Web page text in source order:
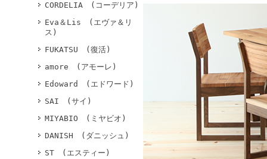
CORDELIA (コーデリア)
Eva＆Lis (エヴァ＆リ
ス)
FUKATSU (復活)
amore (アモーレ)
Edoward (エドワード)
SAI (サイ)
MIYABIO (ミヤビオ)
DANISH (ダニッシュ)
ST (エスティー)